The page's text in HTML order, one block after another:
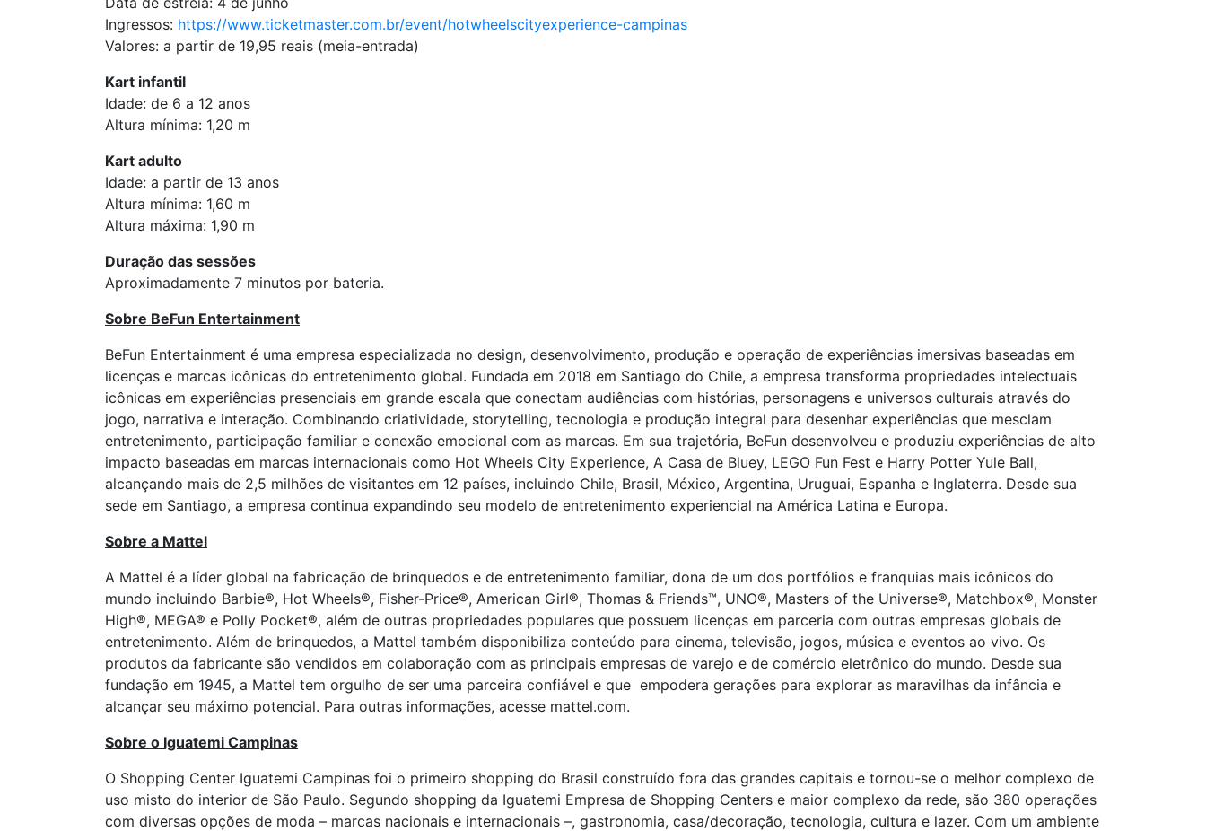
Ingressos: https://www.ticketmaster.com.br/event/hotwheelscityexperience-campinas
Valores: a partir de 19,95 reais (meia-entrada)
Kart infantil
Idade: de 6 a 12 anos
Altura mínima: 1,20 m
Kart adulto
Idade: a partir de 13 anos
Altura mínima: 1,60 m
Altura máxima: 1,90 m
Duração das sessões
Aproximadamente 7 minutos por bateria.
Sobre BeFun Entertainment
BeFun Entertainment é uma empresa especializada no design, desenvolvimento, produção e operação de experiências imersivas baseadas em
licenças e marcas icônicas do entretenimento global. Fundada em 2018 em Santiago do Chile, a empresa transforma propriedades intelectuais
icônicas em experiências presenciais em grande escala que conectam audiências com histórias, personagens e universos culturais através do
jogo, narrativa e interação. Combinando criatividade, storytelling, tecnologia e produção integral para desenhar experiências que mesclam
entretenimento, participação familiar e conexão emocional com as marcas. Em sua trajetória, BeFun desenvolveu e produziu experiências de alto
impacto baseadas em marcas internacionais como Hot Wheels City Experience, A Casa de Bluey, LEGO Fun Fest e Harry Potter Yule Ball,
alcançando mais de 2,5 milhões de visitantes em 12 países, incluindo Chile, Brasil, México, Argentina, Uruguai, Espanha e Inglaterra. Desde sua
sede em Santiago, a empresa continua expandindo seu modelo de entretenimento experiencial na América Latina e Europa.
Sobre a Mattel
A Mattel é a líder global na fabricação de brinquedos e de entretenimento familiar, dona de um dos portfólios e franquias mais icônicos do
mundo incluindo Barbie®, Hot Wheels®, Fisher-Price®, American Girl®, Thomas & Friends™, UNO®, Masters of the Universe®, Matchbox®, Monster
High®, MEGA® e Polly Pocket®, além de outras propriedades populares que possuem licenças em parceria com outras empresas globais de
entretenimento. Além de brinquedos, a Mattel também disponibiliza conteúdo para cinema, televisão, jogos, música e eventos ao vivo. Os
produtos da fabricante são vendidos em colaboração com as principais empresas de varejo e de comércio eletrônico do mundo. Desde sua
fundação em 1945, a Mattel tem orgulho de ser uma parceira confiável e que empodera gerações para explorar as maravilhas da infância e
alcançar seu máximo potencial. Para outras informações, acesse mattel.com.
Sobre o Iguatemi Campinas
O Shopping Center Iguatemi Campinas foi o primeiro shopping do Brasil construído fora das grandes capitais e tornou-se o melhor complexo de
uso misto do interior de São Paulo. Segundo shopping da Iguatemi Empresa de Shopping Centers e maior complexo da rede, são 380 operações
com diversas opções de moda – marcas nacionais e internacionais –, gastronomia, casa/decoração, tecnologia, cultura e lazer. Com um ambiente